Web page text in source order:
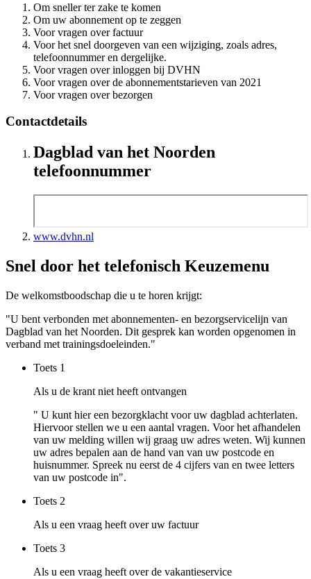
Om sneller ter zake te komen
Om uw abonnement op te zeggen
Voor vragen over factuur
Voor het snel doorgeven van een wijziging, zoals adres,
telefoonnummer en dergelijke.
Voor vragen over inloggen bij DVHN
Voor vragen over de abonnementstarieven van 2021
Voor vragen over bezorgen
Contactdetails
Dagblad van het Noorden
telefoonnummer
www.dvhn.nl
Snel door het telefonisch Keuzemenu
De welkomstboodschap die u te horen krijgt:
"U bent verbonden met abonnementen- en bezorgservicelijn van
Dagblad van het Noorden. Dit gesprek kan worden opgenomen in
verband met trainingsdoeleinden."
Toets 1
Als u de krant niet heeft ontvangen
" U kunt hier een bezorgklacht voor uw dagblad achterlaten.
Hiervoor stellen we u een aantal vragen. Voor het afhandelen
van uw melding willen wij graag uw adres weten. Wij kunnen
uw adres bepalen aan de hand van van uw postcode en
huisnummer. Spreek nu eerst de 4 cijfers van en twee letters
van uw postcode in".
Toets 2
Als u een vraag heeft over uw factuur
Toets 3
Als u een vraag heeft over de vakantieservice